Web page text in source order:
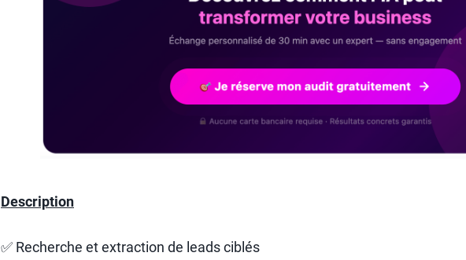
Description
✅ Recherche et extraction de leads ciblés